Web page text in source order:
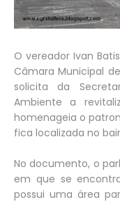
O vereador Ivan
Câmara Municipal
solicita da
Ambiente a
homenageia o
fica localizada no
No documento, o
em que se
possui uma área